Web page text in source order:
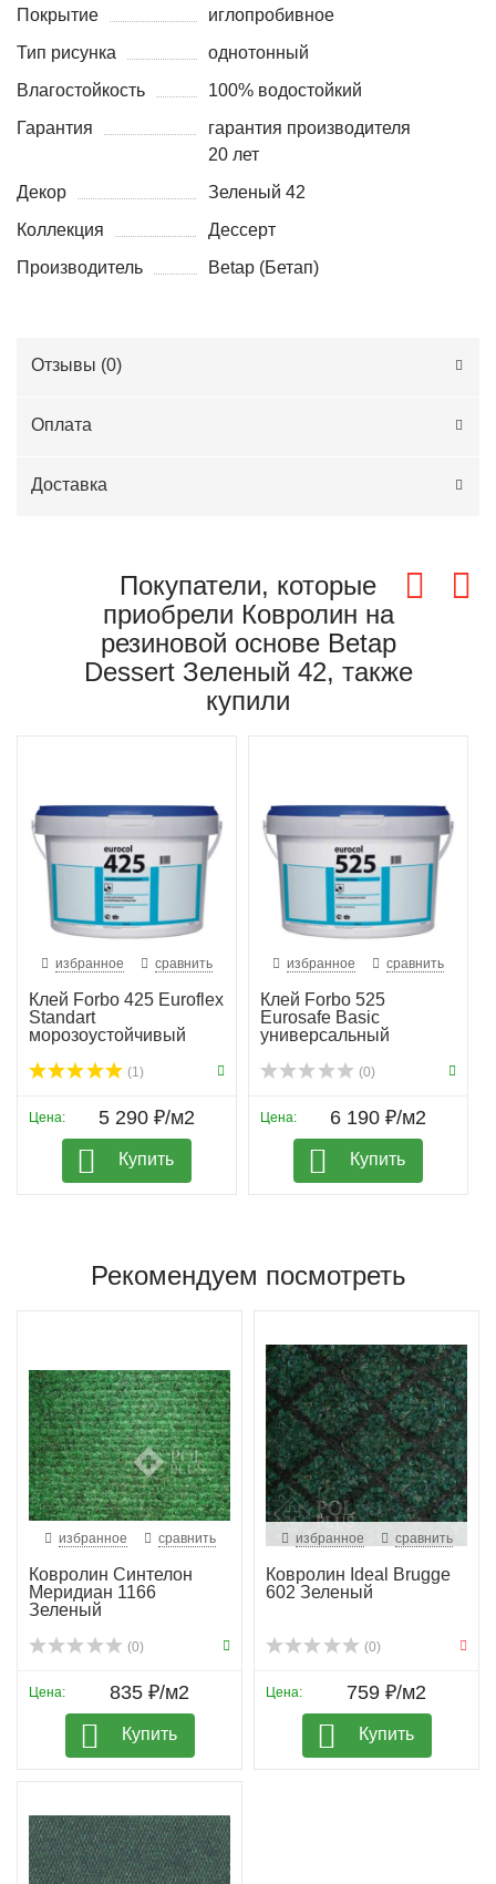
Покрытие
иглопробивное
Тип рисунка
однотонный
Влагостойкость
100% водостойкий
Гарантия
гарантия производителя
20 лет
Декор
Зеленый 42
Коллекция
Дессерт
Производитель
Betap (Бетап)
Отзывы (0)
Оплата
Доставка
Покупатели, которые
приобрели Ковролин на
резиновой основе Betap
Dessert Зеленый 42, также
купили
избранное сравнить
Клей Forbo 425 Euroflex
Standart
морозоустойчивый
(1)
Цена: 5 290 ₽/м2
Купить
избранное сравнить
Клей Forbo 525
Eurosafe Basic
универсальный
(0)
Цена: 6 190 ₽/м2
Купить
Рекомендуем посмотреть
избранное сравнить
Ковролин Синтелон
Меридиан 1166
Зеленый
(0)
Цена: 835 ₽/м2
Купить
избранное сравнить
Ковролин Ideal Brugge
602 Зеленый
(0)
Цена: 759 ₽/м2
Купить